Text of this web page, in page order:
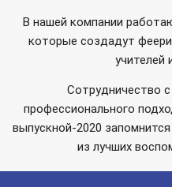
В нашей компании
которые создадут
учителей
Сотрудничество
профессионального
выпускной-2020
из лучших